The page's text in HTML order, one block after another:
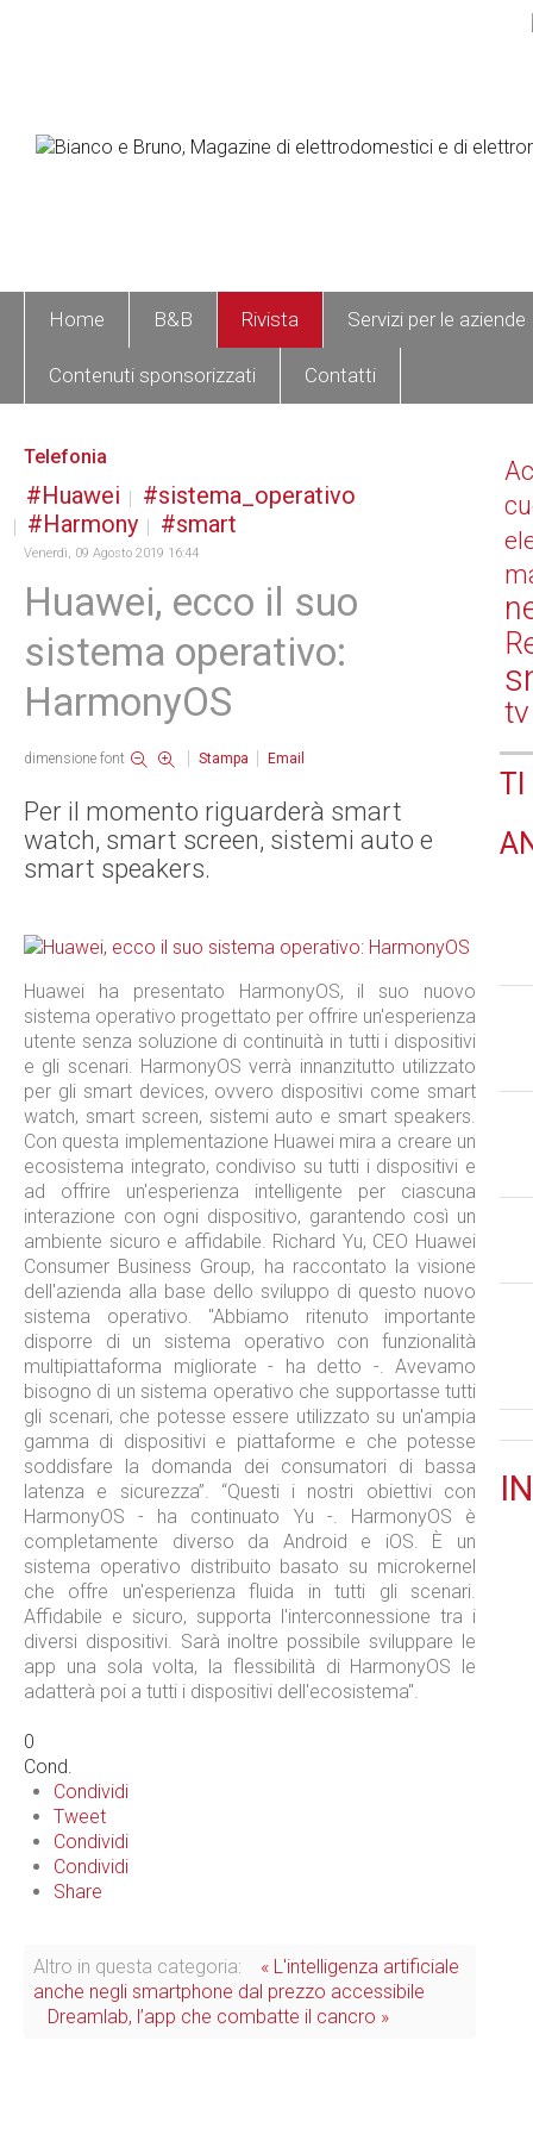
Home B&B Rivista Servizi per le aziende
Contenuti sponsorizzati Contatti
Telefonia
Huawei
sistema_operativo
Harmony
smart
Venerdì, 09 Agosto 2019 16:44
Huawei, ecco il suo
sistema operativo:
HarmonyOS
dimensione font Stampa Email
Per il momento riguarderà smart
watch, smart screen, sistemi auto e
smart speakers.
Huawei ha presentato HarmonyOS, il suo nuovo
sistema operativo progettato per offrire un'esperienza
utente senza soluzione di continuità in tutti i dispositivi
e gli scenari. HarmonyOS verrà innanzitutto utilizzato
per gli smart devices, ovvero dispositivi come smart
watch, smart screen, sistemi auto e smart speakers.
Con questa implementazione Huawei mira a creare un
ecosistema integrato, condiviso su tutti i dispositivi e
ad offrire un'esperienza intelligente per ciascuna
interazione con ogni dispositivo, garantendo così un
ambiente sicuro e affidabile. Richard Yu, CEO Huawei
Consumer Business Group, ha raccontato la visione
dell'azienda alla base dello sviluppo di questo nuovo
sistema operativo. "Abbiamo ritenuto importante
disporre di un sistema operativo con funzionalità
multipiattaforma migliorate - ha detto -. Avevamo
bisogno di un sistema operativo che supportasse tutti
gli scenari, che potesse essere utilizzato su un'ampia
gamma di dispositivi e piattaforme e che potesse
soddisfare la domanda dei consumatori di bassa
latenza e sicurezza”. “Questi i nostri obiettivi con
HarmonyOS - ha continuato Yu -. HarmonyOS è
completamente diverso da Android e iOS. È un
sistema operativo distribuito basato su microkernel
che offre un'esperienza fluida in tutti gli scenari.
Affidabile e sicuro, supporta l'interconnessione tra i
diversi dispositivi. Sarà inoltre possibile sviluppare le
app una sola volta, la flessibilità di HarmonyOS le
adatterà poi a tutti i dispositivi dell'ecosistema".
0
Cond.
Condividi
Tweet
Condividi
Condividi
Share
Altro in questa categoria:
« L'intelligenza artificiale
anche negli smartphone dal prezzo accessibile
Dreamlab, l’app che combatte il cancro »
tv
TI
IN